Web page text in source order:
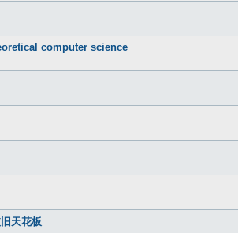
computer science
天花板